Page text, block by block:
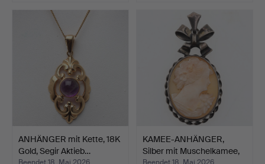
ANHÄNGER mit Kette, 18K
Gold, Segir Aktieb…
KAMEE-ANHÄNGER,
Silber mit Muschelkamee,